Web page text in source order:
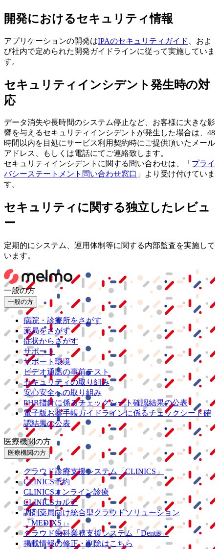
開発におけるセキュリティ情報
アプリケーションの開発はIPAのセキュリティガイド
、およ
び社内で定められた開発ガイドラインに従って実施していま
す。
セキュリティインシデント発生時の対
応
データ消失や長時間のシステム停止など、お客様に大きな影
響を与えるセキュリティインシデントが発生した場合は、48
時間以内を目処にサービス利用契約時にご提供頂いたメール
アドレス、もしくは電話にてご連絡致します。
セキュリティインシデントに関する問い合わせは、「 プライ
バシーステートメント問い合わせ窓口 」より受け付けていま
す。
セキュリティに関する独立したレビュ
ー
定期的にシステム、運用体制等に関する内部監査を実施して
います。
一般の方
一般の方
病院・診療所をさがす
薬局をさがす
症状からさがす
サポート
サポート環境
ビデオ通話の事前テスト
セキュリティの取り組み
安心安全への取り組み
PHR指針に係るチェックシート確認結果の公表
電子版お薬手帳ガイドラインに係るチェックシート確
認結果の公表
医療機関の方
医療機関の方
クラウド診療支援システム
「CLINICS」
CLINICS予約
CLINICSオンライン診療
CLINICSカルテ
調剤薬局向け統合型クラウドソリューション
「MEDIXS」
クラウド歯科業務支援システム
「Dentis」
掲載情報の修正・削除はこちら